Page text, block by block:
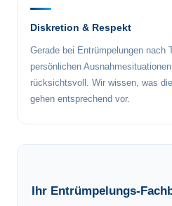
Diskretion & Respekt
Gerade bei Entrümpelungen nach
persönlichen
rücksichtsvoll. Wir wissen, was
gehen entsprechend vor.
Ihr Entrümpelungs-